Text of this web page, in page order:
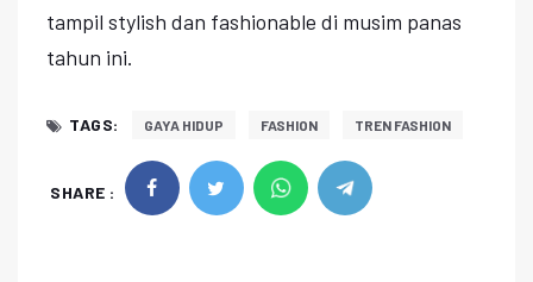
tampil stylish dan fashionable di musim panas
tahun ini.
TAGS: GAYA HIDUP FASHION TREN FASHION
SHARE :